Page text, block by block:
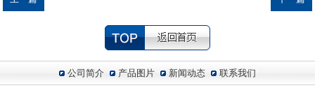
公司简介 产品图片 新闻动态 联系我们